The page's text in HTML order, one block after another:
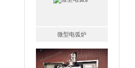
高腐蚀熔炼炉